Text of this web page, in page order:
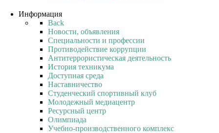
Информация
Back
Новости, объявления
Специальности и профессии
Противодействие коррупции
Антитеррористическая деятельность
История техникума
Доступная среда
Наставничество
Студенческий спортивный клуб
Молодежный медиацентр
Ресурсный центр
Олимпиада
Учебно-производственного комплекс